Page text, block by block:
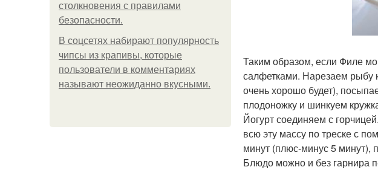
столкновения с правилами
безопасности.
В соцсетях набирают популярность
чипсы из крапивы, которые
пользователи в комментариях
называют неожиданно вкусными.
Таким образом, если Филе
салфетками. Нарезаем рыбу
очень хорошо будет),
плодоножку и шинкуем
Йогурт соединяем с
всю эту массу по треске с
минут (плюс-минус 5 минут),
Блюдо можно и без гарнира